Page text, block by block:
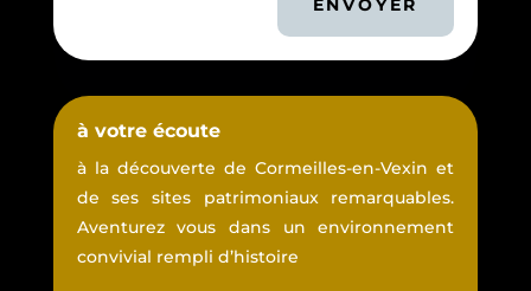
ENVOYER
à votre écoute
à la découverte de Cormeilles-en-Vexin et
de ses sites patrimoniaux remarquables.
Aventurez vous dans un environnement
convivial rempli d’histoire